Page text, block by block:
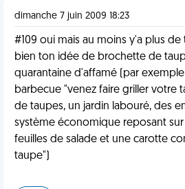
dimanche 7 juin 2009 18:23
#109 oui mais au moins y'a plus de
bien ton idée de brochette de
quarantaine d'affamé (par
barbecue "venez faire griller votre
de taupes, un jardin labouré, des
système économique reposant
feuilles de salade et une carotte
taupe")